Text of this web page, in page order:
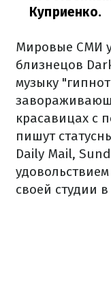
Куприенко.
Мировые СМИ
близнецов
музыку
красавицах с
пишут
Daily Mail,
своей студии